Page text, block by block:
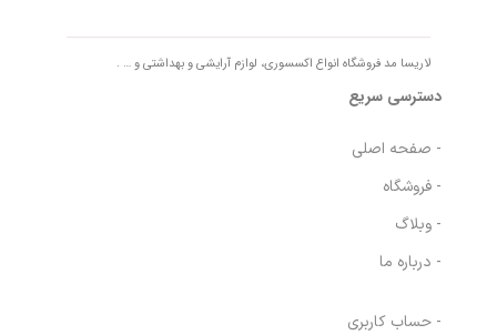
لاریسا مد فروشگاه انواع اکسسوری، لوازم آرایشی و بهداشتی و … .
دسترسی سریع
- صفحه اصلی
- فروشگاه
- وبلاگ
- درباره ما
- حساب کاربری